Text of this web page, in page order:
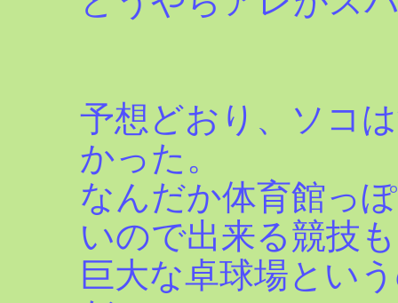
予想どおり、ソコ
かった。
なんだか体育館っ
いので出来る競技
巨大な卓球場とい